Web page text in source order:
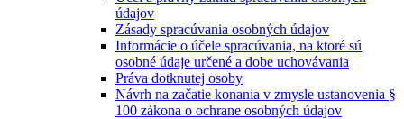
údajov
Zásady spracúvania osobných údajov
Informácie o účele spracúvania, na ktoré sú
osobné údaje určené a dobe uchovávania
Práva dotknutej osoby
Návrh na začatie konania v zmysle ustanovenia §
100 zákona o ochrane osobných údajov